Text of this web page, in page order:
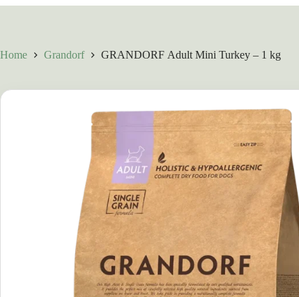
Home Grandorf GRANDORF Adult Mini Turkey – 1 kg